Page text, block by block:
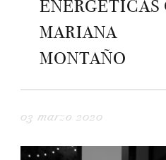
ENERGÉTICAS
MARIANA
MONTAÑO
03 marzo 2020